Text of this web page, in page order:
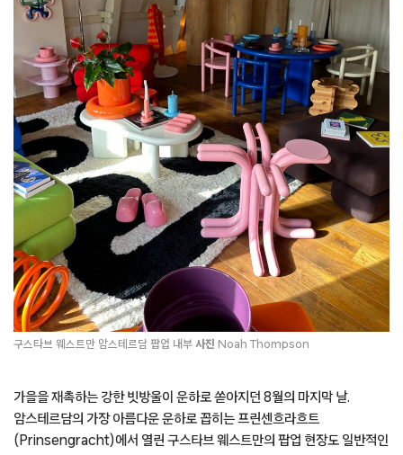
구스타브 웨스트만 암스테르담 팝업 내부 사진 Noah Thompson
가을을 재촉하는 강한 빗방울이 운하로 쏟아지던 8월의 마지막 날.
암스테르담의 가장 아름다운 운하로 꼽히는 프린센흐라흐트
(Prinsengracht)에서 열린 구스타브 웨스트만의 팝업 현장도 일반적인